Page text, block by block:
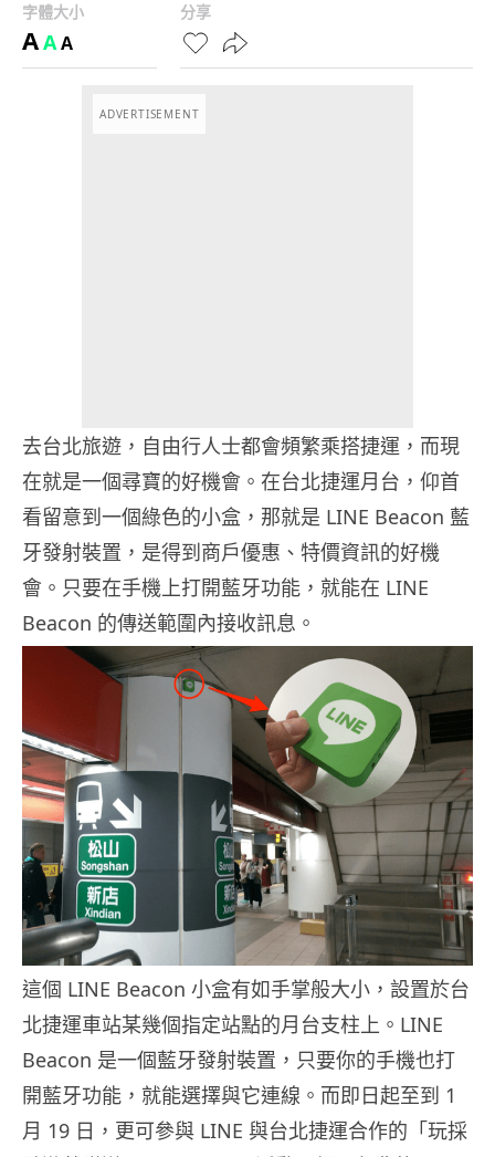
字體大小
AAA
分享
ADVERTISEMENT
去台北旅遊，自由行人士都會頻繁乘搭捷運，而現
在就是一個尋寶的好機會。在台北捷運月台，仰首
看留意到一個綠色的小盒，那就是 LINE Beacon 藍
牙發射裝置，是得到商戶優惠、特價資訊的好機
會。只要在手機上打開藍牙功能，就能在 LINE
Beacon 的傳送範圍內接收訊息。
這個 LINE Beacon 小盒有如手掌般大小，設置於台
北捷運車站某幾個指定站點的月台支柱上。LINE
Beacon 是一個藍牙發射裝置，只要你的手機也打
開藍牙功能，就能選擇與它連線。而即日起至到 1
月 19 日，更可參與 LINE 與台北捷運合作的「玩採